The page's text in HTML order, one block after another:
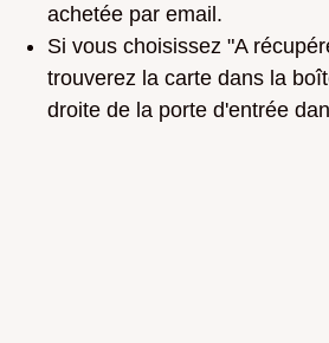
achetée par email.
Si vous choisissez "A
trouverez la carte dans la
droite de la porte d'entrée